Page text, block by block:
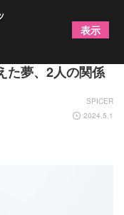
年イヤーを駆け
た夢、2人の関係
SPICER
2024.5.1
表示